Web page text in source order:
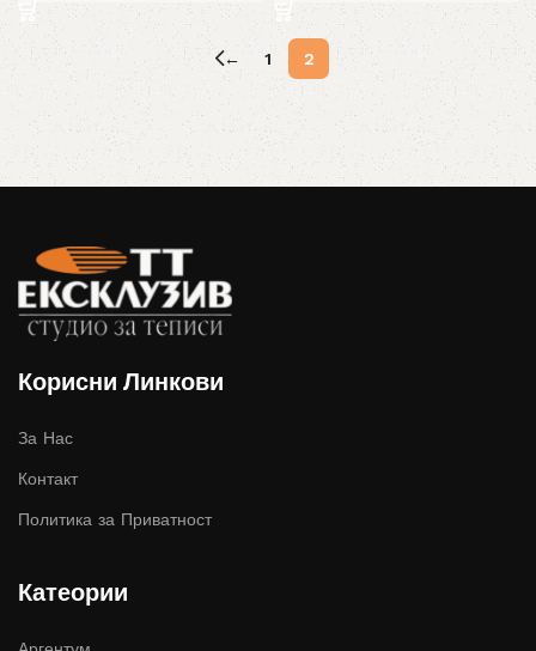
← 1 2
Корисни Линкови
За Нас
Контакт
Политика за Приватност
Катеории